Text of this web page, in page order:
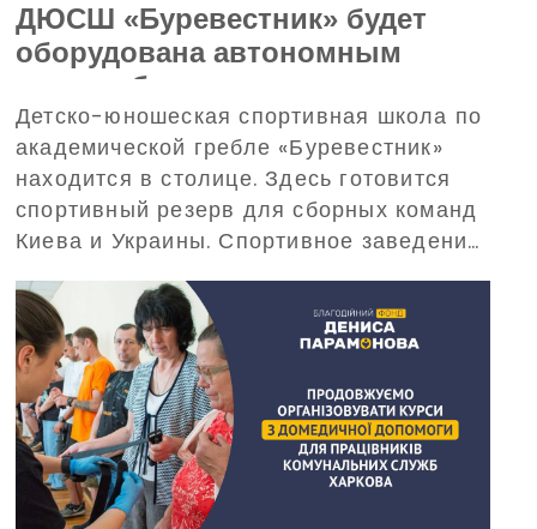
ДЮСШ «Буревестник» будет
оборудована автономным
энергообеспечением – поможет
в этом Благотворительный
фонд Дениса Парамонова
Детско-юношеская спортивная школа по
академической гребле «Буревестник»
находится в столице. Здесь готовится
спортивный резерв для сборных команд
Киева и Украины. Спортивное заведение
электропитания при масштабных
отключениях электроэнергии. С такой
просьбой о помощи в Фонд обратилось
руководство «Буревестника».